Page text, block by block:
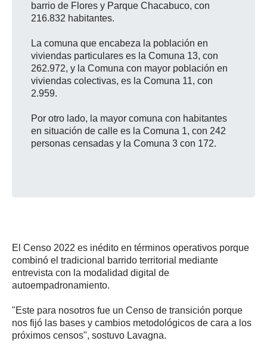
barrio de Flores y Parque Chacabuco, con
216.832 habitantes.
La comuna que encabeza la población en
viviendas particulares es la Comuna 13, con
262.972, y la Comuna con mayor población en
viviendas colectivas, es la Comuna 11, con
2.959.
Por otro lado, la mayor comuna con habitantes
en situación de calle es la Comuna 1, con 242
personas censadas y la Comuna 3 con 172.
El Censo 2022 es inédito en términos operativos porque
combinó el tradicional barrido territorial mediante
entrevista con la modalidad digital de
autoempadronamiento.
"Este para nosotros fue un Censo de transición porque
nos fijó las bases y cambios metodológicos de cara a los
próximos censos", sostuvo Lavagna.